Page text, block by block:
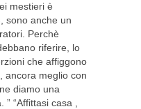
mestieri è
sono anche un
Perchè
riferire, lo
che affiggono
ancora meglio con
diamo una
“Affittasi casa ,